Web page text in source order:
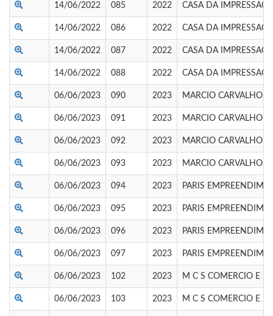
14/06/2022 085 2022 CASA DA IMPRESSAO
14/06/2022 086 2022 CASA DA IMPRESSAO
14/06/2022 087 2022 CASA DA IMPRESSAO
14/06/2022 088 2022 CASA DA IMPRESSAO
06/06/2023 090 2023 MARCIO CARVALHO
06/06/2023 091 2023 MARCIO CARVALHO
06/06/2023 092 2023 MARCIO CARVALHO
06/06/2023 093 2023 MARCIO CARVALHO
06/06/2023 094 2023 PARIS
06/06/2023 095 2023 PARIS
06/06/2023 096 2023 PARIS
06/06/2023 097 2023 PARIS
06/06/2023 102 2023 M C S COMERCIO E
06/06/2023 103 2023 M C S COMERCIO E